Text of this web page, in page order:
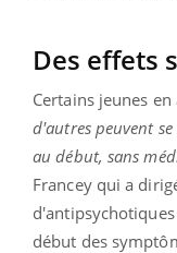
Des effets
Certains jeunes
d'autres peuvent
au début, sans
Francey qui a
début des